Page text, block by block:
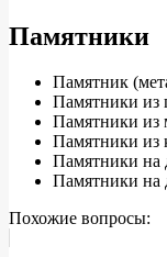
Памятники
Памятник
Памятники из
Памятники
Памятники из
Памятники на
Памятники на
Похожие вопросы: